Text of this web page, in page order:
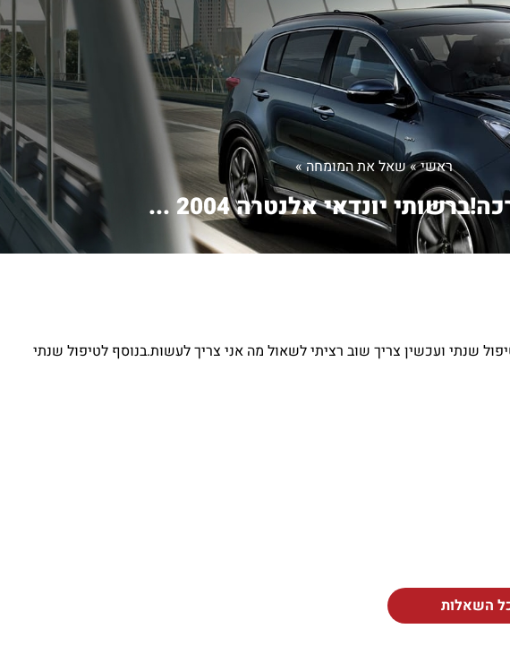
ראשי»שאל את המומחה»
יונדאי אלנטרה 2004 ...
2004 120000 ק״מ לפני שנה עשיתי טיפול שנתי ועכשין צריך שוב רציתי לשאול מה אני צריך לעשות.בנוסף לטיפול שנתי
השאלות